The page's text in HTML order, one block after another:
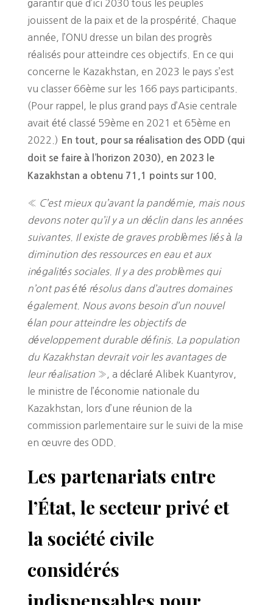
garantir que d’ici 2030 tous les peuples
jouissent de la paix et de la prospérité. Chaque
année, l’ONU dresse un bilan des progrès
réalisés pour atteindre ces objectifs. En ce qui
concerne le Kazakhstan, en 2023 le pays s’est
vu classer 66ème sur les 166 pays participants.
(Pour rappel, le plus grand pays d’Asie centrale
avait été classé 59ème en 2021 et 65ème en
2022.) En tout, pour sa réalisation des ODD (qui
doit se faire à l’horizon 2030), en 2023 le
Kazakhstan a obtenu 71,1 points sur 100.
« C’est mieux qu’avant la pandémie, mais nous
devons noter qu’il y a un déclin dans les années
suivantes. Il existe de graves problèmes liés à la
diminution des ressources en eau et aux
inégalités sociales. Il y a des problèmes qui
n’ont pas été résolus dans d’autres domaines
également. Nous avons besoin d’un nouvel
élan pour atteindre les objectifs de
développement durable définis. La population
du Kazakhstan devrait voir les avantages de
leur réalisation», a déclaré Alibek Kuantyrov,
le ministre de l’économie nationale du
Kazakhstan, lors d’une réunion de la
commission parlementaire sur le suivi de la mise
en œuvre des ODD.
Les partenariats entre
l’État, le secteur privé et
la société civile
considérés